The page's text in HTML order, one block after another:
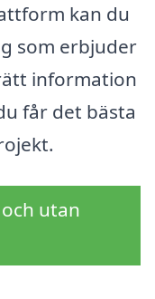
kan du
som erbjuder
information
får det bästa
utan